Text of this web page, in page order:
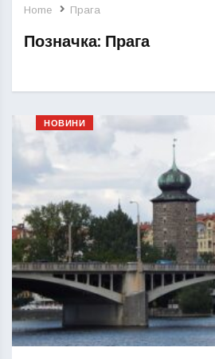
Home Прага
Позначка: Прага
НОВИНИ